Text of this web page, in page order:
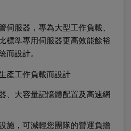
伺服器，專為大型工作負載、
標準專用伺服器更高效能餘裕
而設計。
產工作負載而設計
、大容量記憶體配置及高速網
施，可減輕您團隊的營運負擔